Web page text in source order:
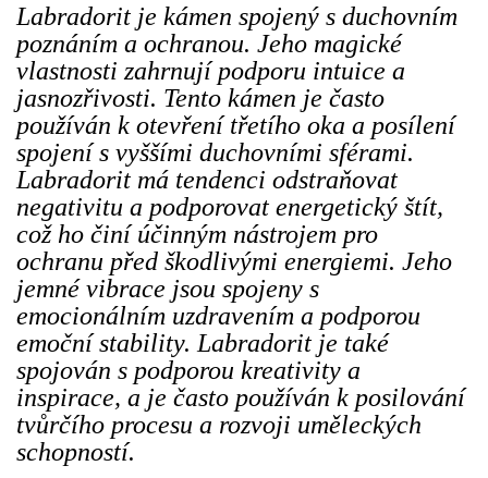
Labradorit je kámen spojený s duchovním
poznáním a ochranou. Jeho magické
vlastnosti zahrnují podporu intuice a
jasnozřivosti. Tento kámen je často
používán k otevření třetího oka a posílení
spojení s vyššími duchovními sférami.
Labradorit má tendenci odstraňovat
negativitu a podporovat energetický štít,
což ho činí účinným nástrojem pro
ochranu před škodlivými energiemi. Jeho
jemné vibrace jsou spojeny s
emocionálním uzdravením a podporou
emoční stability. Labradorit je také
spojován s podporou kreativity a
inspirace, a je často používán k posilování
tvůrčího procesu a rozvoji uměleckých
schopností.